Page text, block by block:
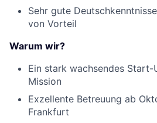
Sehr gute
von Vorteil
Warum wir?
Ein stark wachsendes
Mission
Exzellente Betreuung ab
Frankfurt